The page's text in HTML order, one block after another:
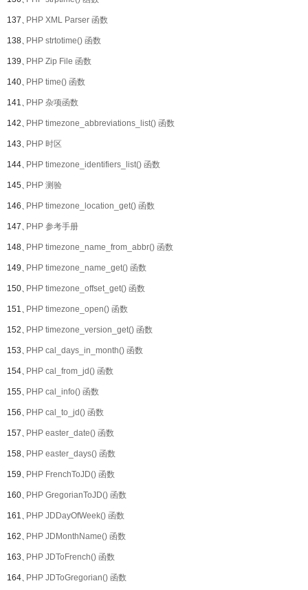
137、PHP XML Parser 函数
138、PHP strtotime() 函数
139、PHP Zip File 函数
140、PHP time() 函数
141、PHP 杂项函数
142、PHP timezone_abbreviations_list() 函数
143、PHP 时区
144、PHP timezone_identifiers_list() 函数
145、PHP 测验
146、PHP timezone_location_get() 函数
147、PHP 参考手册
148、PHP timezone_name_from_abbr() 函数
149、PHP timezone_name_get() 函数
150、PHP timezone_offset_get() 函数
151、PHP timezone_open() 函数
152、PHP timezone_version_get() 函数
153、PHP cal_days_in_month() 函数
154、PHP cal_from_jd() 函数
155、PHP cal_info() 函数
156、PHP cal_to_jd() 函数
157、PHP easter_date() 函数
158、PHP easter_days() 函数
159、PHP FrenchToJD() 函数
160、PHP GregorianToJD() 函数
161、PHP JDDayOfWeek() 函数
162、PHP JDMonthName() 函数
163、PHP JDToFrench() 函数
164、PHP JDToGregorian() 函数